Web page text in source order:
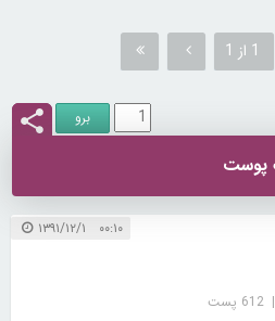
1 از 1
۰۰:۱۰ ۱۳۹۱/۱۲/۱
| 612 پست